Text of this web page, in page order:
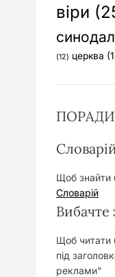
віри
(12) церква
ПОРАДИ
Щоб знайти
Словарій
Вибачте
Щоб читати
під
реклами"